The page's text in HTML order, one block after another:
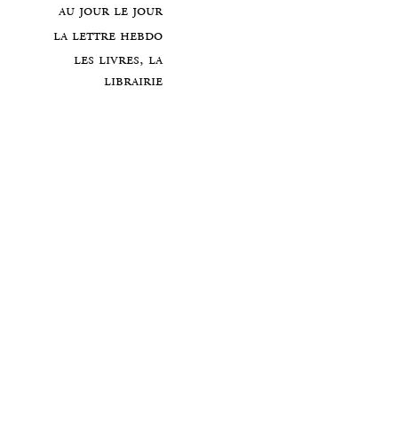
au jour le jour
la lettre hebdo
les livres, la
librairie